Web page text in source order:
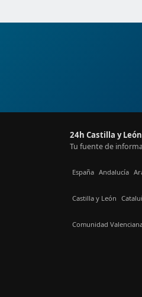
24h Castilla y León
Tu fuente de
España Andalucía
Castilla y León
Comunidad